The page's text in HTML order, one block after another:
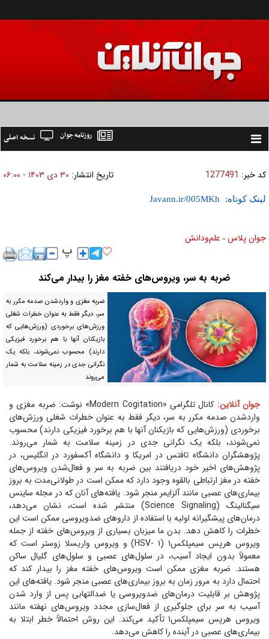
Toggle
نسخه اصلی روزنامه جوان
کد خبر: 1277491 تاریخ انتشار: ۳۰ دی ۱۴۰۳ - ۰۶:۰۰
لینک کوتاه:
جوان پلاس » علم‌و‌دانش
ضربه به سر، ویروس‌های خفته مغز را بیدار می‌کند
ضربه مغزی و واردشدن صدمه مکرر به
سر، دیگر فقط به عنوان خطرات شغلی
ورزش‌های برخوردی (ورزش‌هایی که
بازیکنان آنها با هم برخورد فیزیکی
دارند) محسوب نمی‌شوند، بلکه یک
نگرانی جدی در زمینه سلامت به شمار
می‌روند
جوان آنلاین:
کانال تلگرامی «Modern Cogitation» نوشت: ضربه مغزی و
واردشدن صدمه مکرر به سر، دیگر فقط به عنوان خطرات شغلی ورزش‌های
برخوردی (ورزش‌هایی که بازیکنان آنها با هم برخورد فیزیکی دارند) محسوب
نمی‌شوند، بلکه یک نگرانی جدی در زمینه سلامت به شمار می‌روند.
پژوهشگران دانشگاه تافتس در امریکا و دانشگاه آکسفورد در انگلیس، در
پژوهش‌های اخیر خود دریافتند بین ضربه به سر و فعال‌شدن ویروس‌های
خفته در مغز ارتباطی بالقوه وجود دارد که ممکن است در طولانی‌مدت به بروز
بیماری‌های عصبی مانند آلزایمر منجر شود. یافته‌های آنان که در مجله ساینس
سیگنالینگ (Science Signaling) منتشر شده است، نشان می‌دهد،
درمان‌های پیشگیرانه اولیه با استفاده از دارو‌های ضدویروسی ممکن است این
خطرات را کاهش دهد. بدن ما میزبان بسیاری از ویروس‌های خفته از جمله
ویروس هرپس سیمپلکس۱ (HSV- ۱) و ویروس واریسلا زوستر است که
معمولاً بدون ایجاد آسیب، در سلول‌های عصبی و سلول‌های گلیال ساکن
هستند. ضربه مغزی ممکن است ویروس‌های خفته مغز را بیدار کند که
احتمال دارد به مرور زمان به بروز بیماری‌های عصبی منجر شود. یافته‌های این
پژوهش بر قابلیت درمان‌های ضدویروسی یا ضدالتهابی پس از وارد شدن
آسیب به سر برای جلوگیری از فعال‌سازی مجدد ویروس‌های نهفته مانند
ویروس هرپس سیمپلکس۱ تأکید می‌کند. این روش احتمالاً خطر ابتلا به
بیماری‌های عصبی در آینده را کاهش می‌دهد.